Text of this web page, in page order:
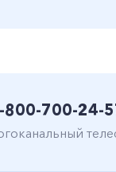
800-700-24-